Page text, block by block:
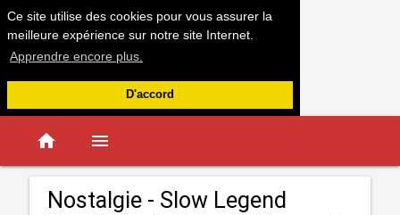
Ce site utilise des cookies pour vous assurer la
meilleure expérience sur notre site Internet.
Apprendre encore plus.
D'accord
home menu
Nostalgie - Slow Legend